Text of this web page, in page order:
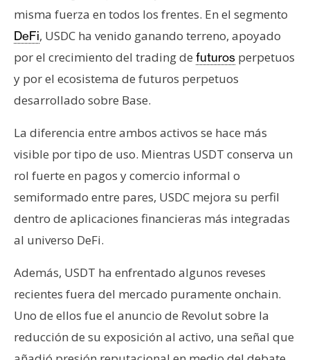
misma fuerza en todos los frentes. En el segmento
DeFi, USDC ha venido ganando terreno, apoyado
por el crecimiento del trading de futuros perpetuos
y por el ecosistema de futuros perpetuos
desarrollado sobre Base.
La diferencia entre ambos activos se hace más
visible por tipo de uso. Mientras USDT conserva un
rol fuerte en pagos y comercio informal o
semiformado entre pares, USDC mejora su perfil
dentro de aplicaciones financieras más integradas
al universo DeFi.
Además, USDT ha enfrentado algunos reveses
recientes fuera del mercado puramente onchain.
Uno de ellos fue el anuncio de Revolut sobre la
reducción de su exposición al activo, una señal que